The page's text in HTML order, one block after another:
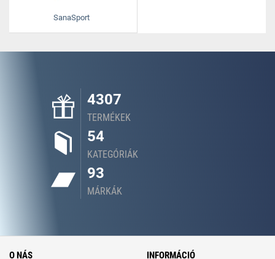
SanaSport
4307
TERMÉKEK
54
KATEGÓRIÁK
93
MÁRKÁK
O NÁS INFORMÁCIÓ